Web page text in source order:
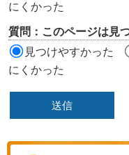
にくかった
質問：このページは見
見つけやすかった
にくかった